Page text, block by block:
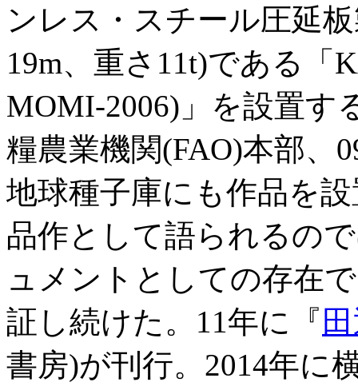
ンレス・スチール圧延
19m、重さ11t)である
MOMI-2006)」を設置す
糧農業機関(FAO)本部、
地球種子庫にも作品を
品作として語られるの
ュメントとしての存在
証し続けた。11年に『
書房)が刊行。2014年に